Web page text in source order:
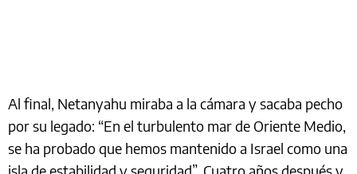
Al final, Netanyahu miraba a la cámara y sacaba pecho
por su legado: “En el turbulento mar de Oriente Medio,
se ha probado que hemos mantenido a Israel como una